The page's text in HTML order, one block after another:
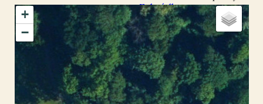
+
−
Zahrádky
okres Česká Lípa
Zahrádky u České Lípy
50.635586 14.523561